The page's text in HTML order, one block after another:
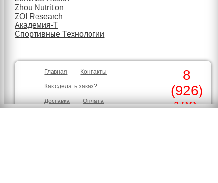
Zhou Nutrition
ZOI Research
Академия-Т
Спортивные Технологии
Главная Контакты
Как сделать заказ?
Доставка Оплата
8
(926)
180-